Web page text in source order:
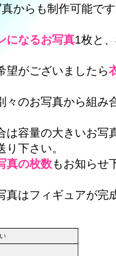
からも制作可能で
になるお写真1枚と
望がございましたら
々のお写真から組み
は容量の大きいお
下さい。
真の枚数もお知らせ
真はフィギュアが完